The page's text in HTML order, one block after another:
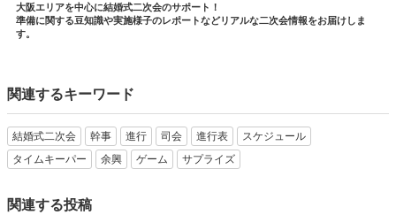
大阪エリアを中心に結婚式二次会のサポート！
準備に関する豆知識や実施様子のレポートなどリアルな二次会情報をお届けしま
す。
関連するキーワード
結婚式二次会 幹事 進行 司会 進行表
スケジュール
タイムキーパー
余興 ゲーム サプライズ
関連する投稿